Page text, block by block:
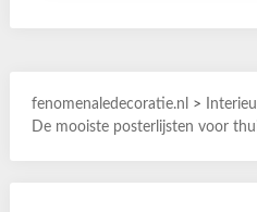
fenomenaledecoratie.nl >
De mooiste posterlijsten voor